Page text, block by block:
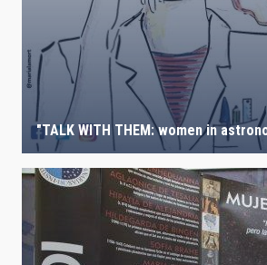
"TALK WITH THEM: women in